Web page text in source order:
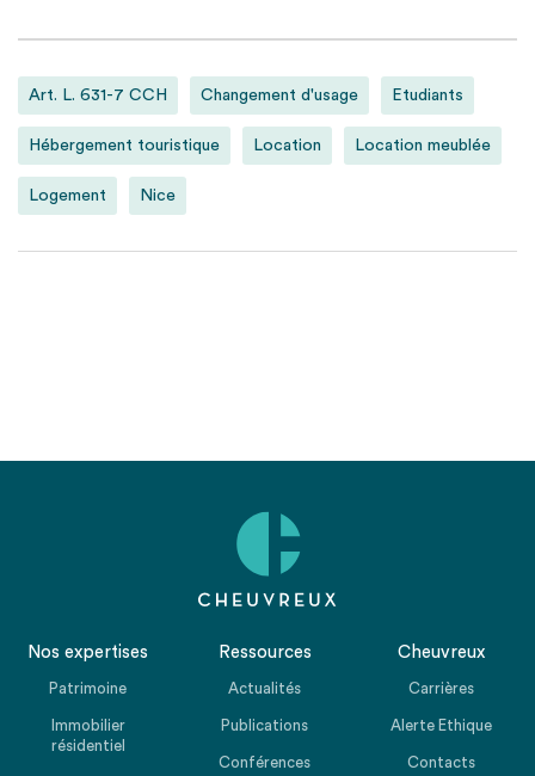
Art. L. 631-7 CCH Changement d'usage Etudiants
Hébergement touristique Location Location meublée
Logement Nice
Nos expertises
Patrimoine
Immobilier
résidentiel
Ressources
Actualités
Publications
Conférences
Cheuvreux
Carrières
Alerte Ethique
Contacts